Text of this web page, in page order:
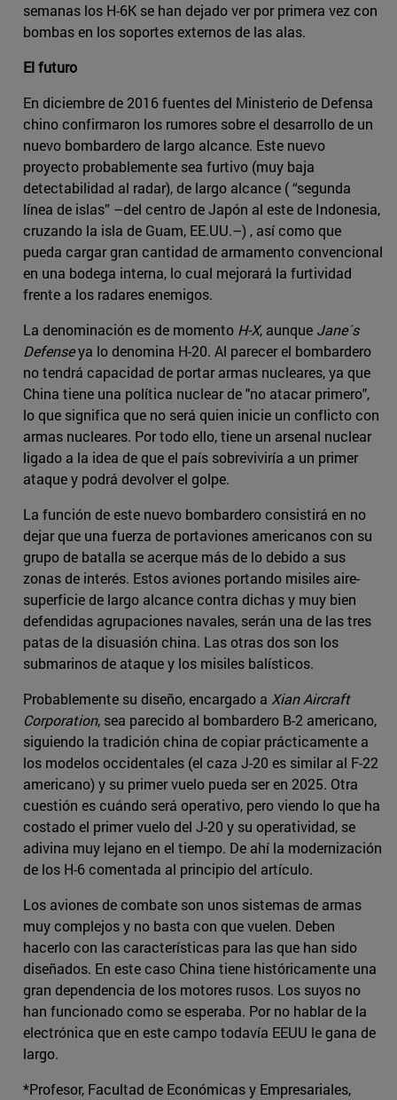
semanas los H-6K se han dejado ver por primera vez con
bombas en los soportes externos de las alas.
El futuro
En diciembre de 2016 fuentes del Ministerio de Defensa
chino confirmaron los rumores sobre el desarrollo de un
nuevo bombardero de largo alcance. Este nuevo
proyecto probablemente sea furtivo (muy baja
detectabilidad al radar), de largo alcance ( “segunda
línea de islas” –del centro de Japón al este de Indonesia,
cruzando la isla de Guam, EE.UU.–) , así como que
pueda cargar gran cantidad de armamento convencional
en una bodega interna, lo cual mejorará la furtividad
frente a los radares enemigos.
La denominación es de momento H-X, aunque Jane´s
Defenseya lo denomina H-20. Al parecer el bombardero
no tendrá capacidad de portar armas nucleares, ya que
China tiene una política nuclear de "no atacar primero",
lo que significa que no será quien inicie un conflicto con
armas nucleares. Por todo ello, tiene un arsenal nuclear
ligado a la idea de que el país sobreviviría a un primer
ataque y podrá devolver el golpe.
La función de este nuevo bombardero consistirá en no
dejar que una fuerza de portaviones americanos con su
grupo de batalla se acerque más de lo debido a sus
zonas de interés. Estos aviones portando misiles aire-
superficie de largo alcance contra dichas y muy bien
defendidas agrupaciones navales, serán una de las tres
patas de la disuasión china. Las otras dos son los
submarinos de ataque y los misiles balísticos.
Probablemente su diseño, encargado a Xian Aircraft
Corporation, sea parecido al bombardero B-2 americano,
siguiendo la tradición china de copiar prácticamente a
los modelos occidentales (el caza J-20 es similar al F-22
americano) y su primer vuelo pueda ser en 2025. Otra
cuestión es cuándo será operativo, pero viendo lo que ha
costado el primer vuelo del J-20 y su operatividad, se
adivina muy lejano en el tiempo. De ahí la modernización
de los H-6 comentada al principio del artículo.
Los aviones de combate son unos sistemas de armas
muy complejos y no basta con que vuelen. Deben
hacerlo con las características para las que han sido
diseñados. En este caso China tiene históricamente una
gran dependencia de los motores rusos. Los suyos no
han funcionado como se esperaba. Por no hablar de la
electrónica que en este campo todavía EEUU le gana de
largo.
*Profesor, Facultad de Económicas y Empresariales,